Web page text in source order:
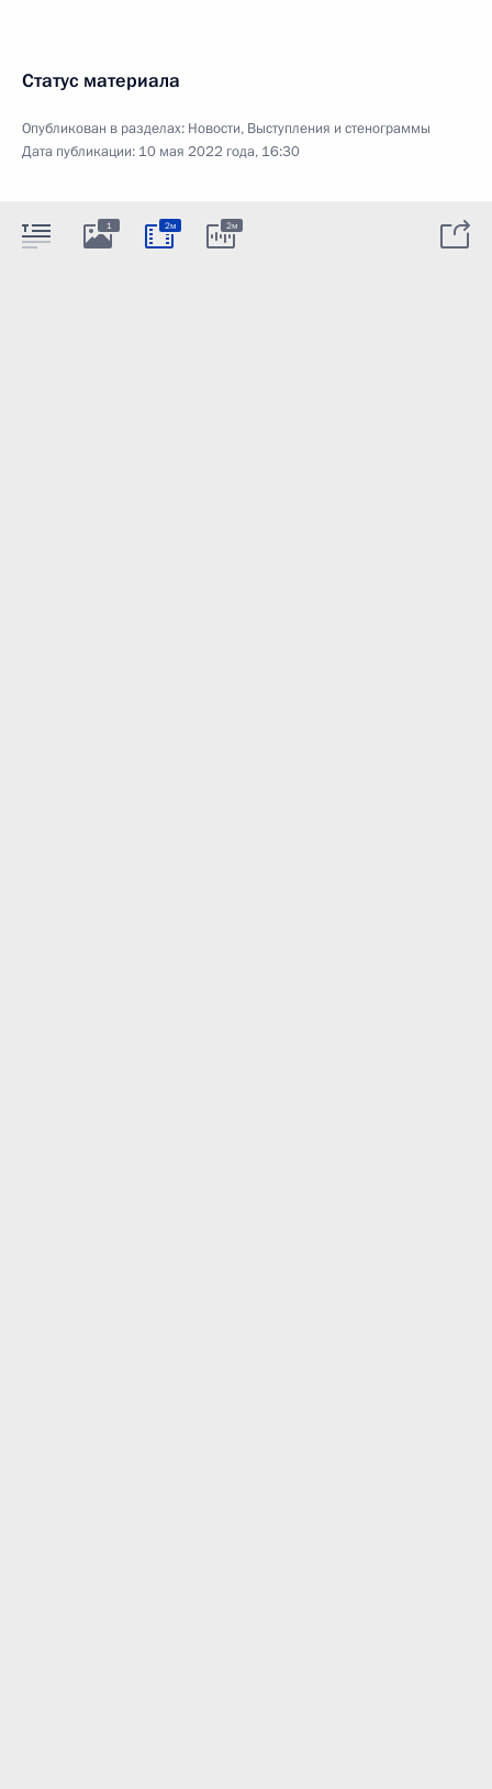
Статус материала
Опубликован в разделах: Новости, Выступления и стенограммы
Дата публикации: 10 мая 2022 года, 16:30
1 2м 2м